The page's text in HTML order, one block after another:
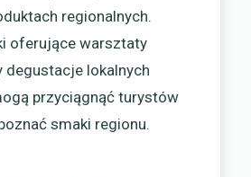
regionalnych.
oferujące warsztaty
degustacje lokalnych
przyciągnąć turystów
smaki regionu.